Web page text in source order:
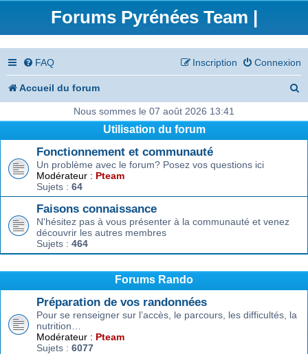
Forums Pyrénées Team |
FAQ Connexion
Inscription
Accueil du forum
e
Nous sommes le 07 août 2026 13:41
Utilisation du forum
Fonctionnement et communauté
Un problème avec le forum? Posez vos questions ici
Modérateur : Pteam
Sujets : 64
Faisons connaissance
N'hésitez pas à vous présenter à la communauté et venez
découvrir les autres membres
Sujets : 464
Forums Rando
Préparation de vos randonnées
Pour se renseigner sur l’accès, le parcours, les difficultés, la
nutrition…
Modérateur : Pteam
Sujets : 6077